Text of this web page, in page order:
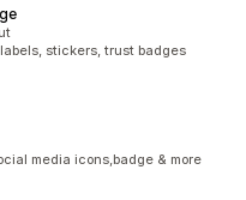
stickers, trust badges
media icons,badge & more